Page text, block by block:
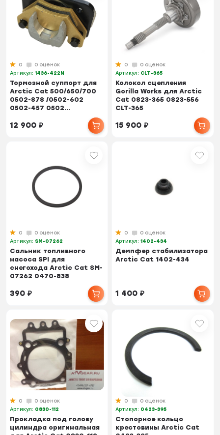
0
0 оценок
Артикул:1436-422N
Тормозной суппорт для
Arctic Cat 500/650/700
0502-878 /0502-602
0502-457 0502...
12 900₽
0
0 оценок
Артикул: CLT-365
Колокол сцепления
Gorilla Works для Arctic
Cat 0823-365 0823-556
CLT-365
15 900₽
0
0 оценок
Артикул: SM-07262
Сальник топливного
насоса SPI для
снегохода Arctic Cat SM-
07262 0470-838
390₽
0
0 оценок
Артикул:1402-434
Демпфер стабилизатора
Arctic Cat 1402-434
1 400₽
0
0 оценок
Артикул: 0830-112
Прокладка под голову
цилиндра оригинальная
0
0 оценок
Артикул: 0423-395
Стопорное кольцо
крестовины Arctic Cat